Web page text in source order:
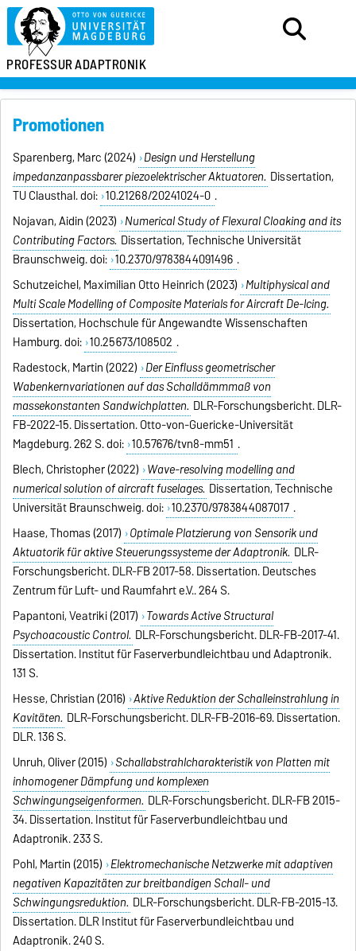
PROFESSURADAPTRONIK
Promotionen
Sparenberg, Marc (2024) Design und Herstellung
impedanzanpassbarer piezoelektrischer Aktuatoren. Dissertation,
TU Clausthal. doi: 10.21268/20241024-0 .
Nojavan, Aidin (2023) Numerical Study of Flexural Cloaking and its
Contributing Factors. Dissertation, Technische Universität
Braunschweig. doi: 10.2370/9783844091496 .
Schutzeichel, Maximilian Otto Heinrich (2023) Multiphysical and
Multi Scale Modelling of Composite Materials for Aircraft De-Icing.
Dissertation, Hochschule für Angewandte Wissenschaften
Hamburg. doi: 10.25673/108502 .
Radestock, Martin (2022) Der Einfluss geometrischer
Wabenkernvariationen auf das Schalldämmmaß von
massekonstanten Sandwichplatten. DLR-Forschungsbericht. DLR-
FB-2022-15. Dissertation. Otto-von-Guericke-Universität
Magdeburg. 262 S. doi: 10.57676/tvn8-mm51 .
Blech, Christopher (2022) Wave-resolving modelling and
numerical solution of aircraft fuselages. Dissertation, Technische
Universität Braunschweig. doi: 10.2370/9783844087017 .
Haase, Thomas (2017) Optimale Platzierung von Sensorik und
Aktuatorik für aktive Steuerungssysteme der Adaptronik. DLR-
Forschungsbericht. DLR-FB 2017-58. Dissertation. Deutsches
Zentrum für Luft- und Raumfahrt e.V.. 264 S.
Papantoni, Veatriki (2017) Towards Active Structural
Psychoacoustic Control. DLR-Forschungsbericht. DLR-FB-2017-41.
Dissertation. Institut für Faserverbundleichtbau und Adaptronik.
131 S.
Hesse, Christian (2016) Aktive Reduktion der Schalleinstrahlung in
Kavitäten. DLR-Forschungsbericht. DLR-FB-2016-69. Dissertation.
DLR. 136 S.
Unruh, Oliver (2015) Schallabstrahlcharakteristik von Platten mit
inhomogener Dämpfung und komplexen
Schwingungseigenformen. DLR-Forschungsbericht. DLR-FB 2015-
34. Dissertation. Institut für Faserverbundleichtbau und
Adaptronik. 233 S.
Pohl, Martin (2015) Elektromechanische Netzwerke mit adaptiven
negativen Kapazitäten zur breitbandigen Schall- und
Schwingungsreduktion. DLR-Forschungsbericht. DLR-FB-2015-13.
Dissertation. DLR Institut für Faserverbundleichtbau und
Adaptronik. 240 S.